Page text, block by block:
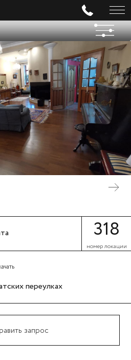
318
номер локации
переулках
запрос